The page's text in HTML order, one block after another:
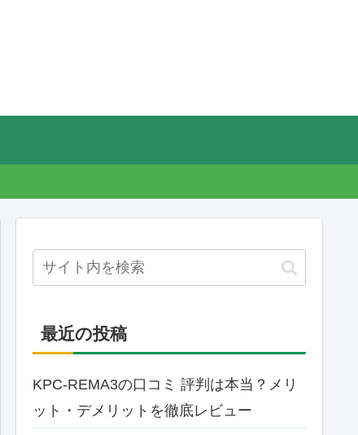
最近の投稿
KPC-REMA3の口コミ 評判は本当？メリ
ット・デメリットを徹底レビュー